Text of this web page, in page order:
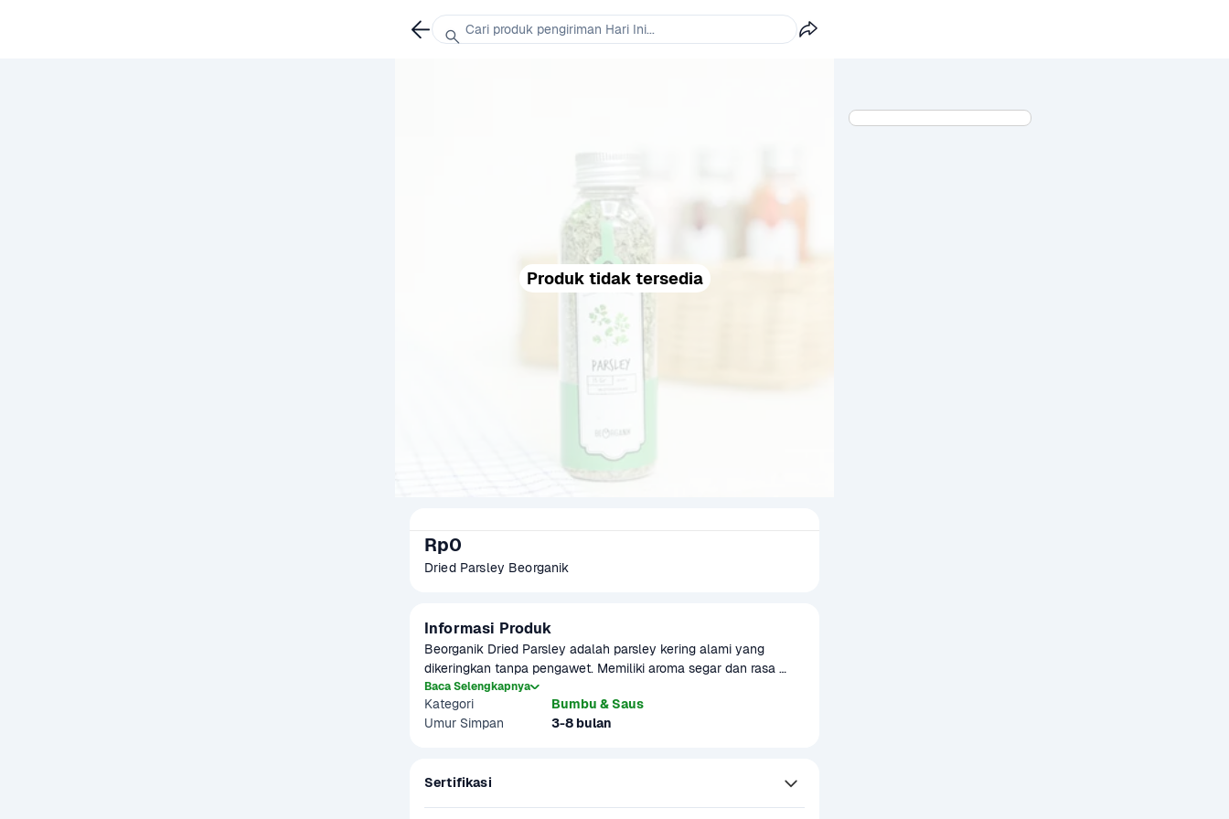
Produk tidak tersedia
Rp0
Dried Parsley Beorganik
Informasi Produk
Beorganik Dried Parsley adalah parsley kering alami yang
dikeringkan tanpa pengawet. Memiliki aroma segar dan rasa
ringan khas parsley, cocok untuk masakan Western, sup, salad,
pasta, dan berbagai olahan panggang. Praktis digunakan
langsung sebagai taburan.
1. Chicken with garlic and parsley
Baca Selengkapnya
Kategori
Bumbu & Saus
Umur Simpan
3-8 bulan
Sertifikasi
Cari produk pengiriman Hari Ini...